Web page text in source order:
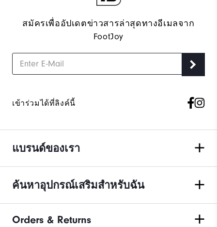
สมัครเพื่ออัปเดตข่าวสารล่าสุดทางอีเมลจาก
FootJoy
เข้าร่วมได้ที่ลิงค์นี้
แบรนด์ของเรา
ค้นหาอุปกรณ์เสริมสำหรับฉัน
Orders & Returns